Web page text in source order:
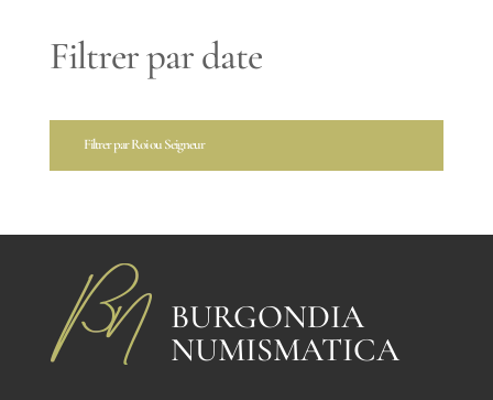
Filtrer par date
Filtrer par Roi ou Seigneur
BURGONDIA
NUMISMATICA